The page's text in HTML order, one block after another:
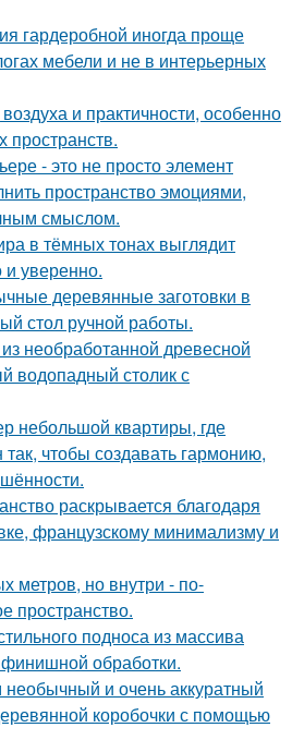
гардеробной иногда проще
мебели и не в интерьерных
и практичности, особенно
пространств.
- это не просто элемент
пространство эмоциями,
смыслом.
в тёмных тонах выглядит
и уверенно.
деревянные заготовки в
стол ручной работы.
необработанной древесной
водопадный столик с
небольшой квартиры, где
чтобы создавать гармонию,
раскрывается благодаря
французскому минимализму и
метров, но внутри - по-
пространство.
подноса из массива
обработки.
и очень аккуратный
коробочки с помощью